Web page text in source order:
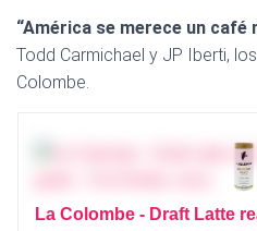
“América se merece un café
Todd Carmichael y JP Iberti,
Colombe.
La Colombe - Draft Latte